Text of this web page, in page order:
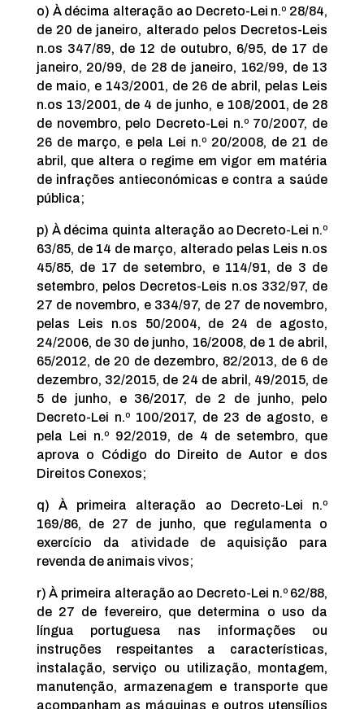
o) À décima alteração ao Decreto-Lei n.º 28/84,
de 20 de janeiro, alterado pelos Decretos-Leis
n.os 347/89, de 12 de outubro, 6/95, de 17 de
janeiro, 20/99, de 28 de janeiro, 162/99, de 13
de maio, e 143/2001, de 26 de abril, pelas Leis
n.os 13/2001, de 4 de junho, e 108/2001, de 28
de novembro, pelo Decreto-Lei n.º 70/2007, de
26 de março, e pela Lei n.º 20/2008, de 21 de
abril, que altera o regime em vigor em matéria
de infrações antieconómicas e contra a saúde
pública;
p) À décima quinta alteração ao Decreto-Lei n.º
63/85, de 14 de março, alterado pelas Leis n.os
45/85, de 17 de setembro, e 114/91, de 3 de
setembro, pelos Decretos-Leis n.os 332/97, de
27 de novembro, e 334/97, de 27 de novembro,
pelas Leis n.os 50/2004, de 24 de agosto,
24/2006, de 30 de junho, 16/2008, de 1 de abril,
65/2012, de 20 de dezembro, 82/2013, de 6 de
dezembro, 32/2015, de 24 de abril, 49/2015, de
5 de junho, e 36/2017, de 2 de junho, pelo
Decreto-Lei n.º 100/2017, de 23 de agosto, e
pela Lei n.º 92/2019, de 4 de setembro, que
aprova o Código do Direito de Autor e dos
Direitos Conexos;
q) À primeira alteração ao Decreto-Lei n.º
169/86, de 27 de junho, que regulamenta o
exercício da atividade de aquisição para
revenda de animais vivos;
r) À primeira alteração ao Decreto-Lei n.º 62/88,
de 27 de fevereiro, que determina o uso da
língua portuguesa nas informações ou
instruções respeitantes a características,
instalação, serviço ou utilização, montagem,
manutenção, armazenagem e transporte que
acompanham as máquinas e outros utensílios